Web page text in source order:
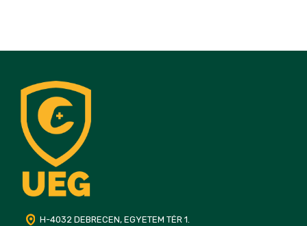
H-4032 DEBRECEN, EGYETEM TÉR 1.